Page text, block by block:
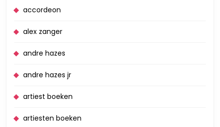
accordeon
alex zanger
andre hazes
andre hazes jr
artiest boeken
artiesten boeken